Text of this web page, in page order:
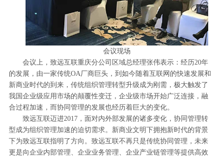
会议现场
会议上，致远互联重庆分公司区域总经理张伟表示：经历20年
的发展，由一家传统OA厂商巨头，到如今随着互联网的快速发展和
新商业时代的到来，传统组织管理转型升级成为刚需，极大触发了
我国企业级应用市场的颠覆性变迁，企业级市场开始广泛连接，融
合过程加速，而协同管理的发展也经历着巨大的变化。
致远互联迈进2017，面对内外部发展的诸多变化，协同管理转
型成为组织管理加速的迫切需求。新商业文明下拥抱新时代的背景
下为致远互联指明了方向。致远互联不再只是传统协同管理，未来
更是向企业内部管理、企业业务管理、企业产业链管理等提供高效